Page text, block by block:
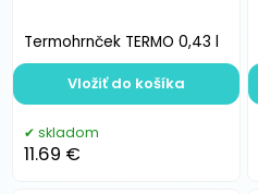
Termohrnček TERMO 0,43 l
skladom
11.69 €
Vložiť do košíka